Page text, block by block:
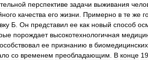
перспективе задачи выживания
качества его жизни Примерно в те же
Б Он представил ее как новый способ
порождает высокотехнологичная
ее признанию в биомедицинских
со временем преобладающим В конце